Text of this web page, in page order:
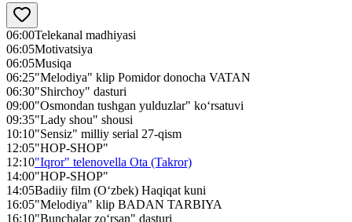
06:00Telekanal madhiyasi
06:05Motivatsiya
06:05Musiqa
06:25"Melodiya" klip Pomidor donocha VATAN
06:30"Shirchoy" dasturi
09:00"Osmondan tushgan yulduzlar" ko‘rsatuvi
09:35"Lady shou" shousi
10:10"Sensiz" milliy serial 27-qism
12:05"HOP-SHOP"
12:10"Iqror" telenovella Ota (Takror)
14:00"HOP-SHOP"
14:05Badiiy film (O‘zbek) Haqiqat kuni
16:05"Melodiya" klip BADAN TARBIYA
16:10"Bunchalar zo‘rsan" dasturi